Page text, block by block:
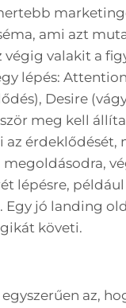
ami azt
végig valakit a
lépés:
Desire
meg kell
az érdeklődését,
megoldásodra,
lépésre,
Egy jó landing
követi.
az,